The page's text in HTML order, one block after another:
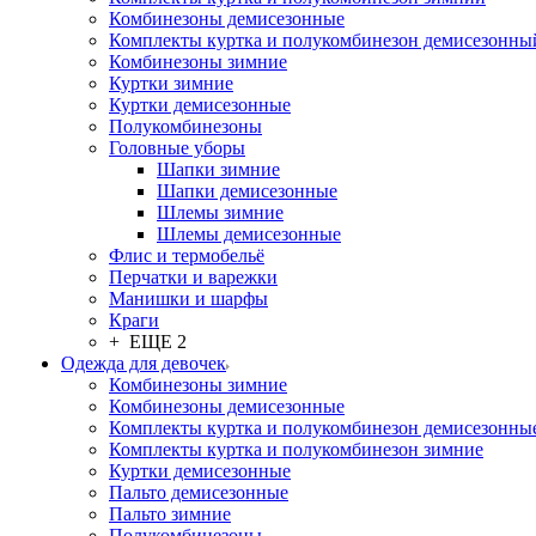
Комбинезоны демисезонные
Комплекты куртка и полукомбинезон
Комбинезоны зимние
Куртки зимние
Куртки демисезонные
Полукомбинезоны
Головные уборы
Шапки зимние
Шапки демисезонные
Шлемы зимние
Шлемы демисезонные
Флис и термобельё
Перчатки и варежки
Манишки и шарфы
Краги
+ ЕЩЕ 2
Одежда для девочек
Комбинезоны зимние
Комбинезоны демисезонные
Комплекты куртка и полукомбинезон
Комплекты куртка и полукомбинезон зимние
Куртки демисезонные
Пальто демисезонные
Пальто зимние